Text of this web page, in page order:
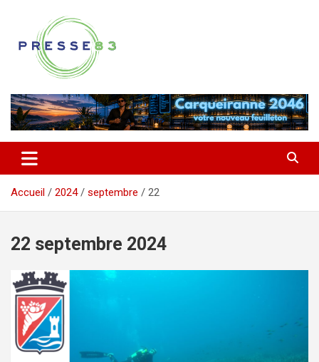
contenu
Presse 83
Accueil 2024 septembre 22
22 septembre 2024